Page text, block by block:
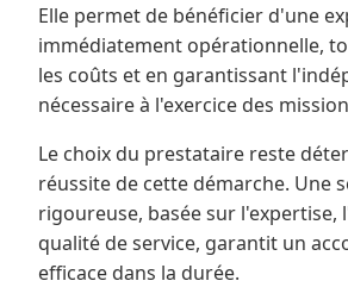
Elle permet de bénéficier d'une
immédiatement opérationnelle,
les coûts et en garantissant
nécessaire à l'exercice des
Le choix du prestataire reste
réussite de cette démarche. Une
rigoureuse, basée sur l'expertise,
qualité de service, garantit un
efficace dans la durée.